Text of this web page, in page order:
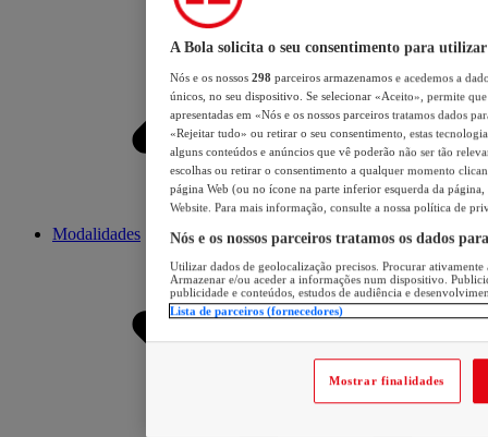
Modalidades
A Bola solicita o seu consentimento para utilizar
Nós e os nossos 298 parceiros armazenamos e acedemos a
únicos, no seu dispositivo. Se selecionar «Aceito», permite
apresentadas em «Nós e os nossos parceiros tratamos dados
«Rejeitar tudo» ou retirar o seu consentimento, estas
alguns conteúdos e anúncios que vê poderão não ser tão
escolhas ou retirar o consentimento a qualquer momento
página Web (ou no ícone na parte inferior esquerda da página,
Website. Para mais informação, consulte a nossa política de
Nós e os nossos parceiros tratamos os dados
Utilizar dados de geolocalização precisos. Procurar
Armazenar e/ou aceder a informações num dispositivo.
publicidade e conteúdos, estudos de audiência e
Lista de parceiros (fornecedores)
Mostrar finalidades